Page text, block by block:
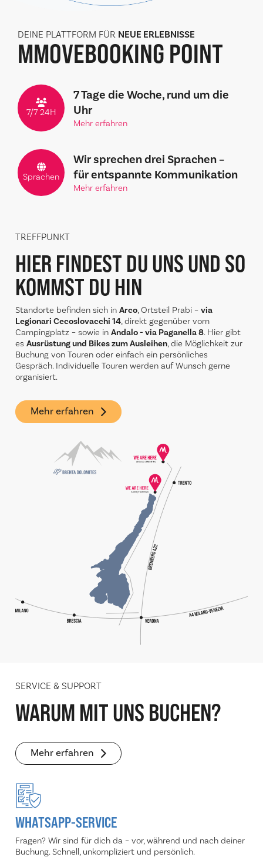
DEINE PLATTFORM FÜR NEUE ERLEBNISSE
MMOVEBOOKING POINT
7/7 24H
7 Tage die Woche, rund um die
Uhr
Mehr erfahren
Sprachen
Wir sprechen drei Sprachen –
für entspannte Kommunikation
Mehr erfahren
TREFFPUNKT
HIER FINDEST DU UNSUND SO
KOMMST DU HIN
Standorte befinden sich inArco, Ortsteil Prabi –via
Legionari Cecoslovacchi 14, direkt gegenüber vom
Campingplatz – sowie inAndalo - via Paganella 8. Hier gibt
esAusrüstung und Bikes zum Ausleihen, die Möglichkeit zur
Buchung von Touren oder einfach ein persönliches
Gespräch. Individuelle Touren werden auf Wunsch gerne
organisiert.
Mehr erfahren
SERVICE & SUPPORT
WARUM MIT UNS BUCHEN?
Mehr erfahren
WHATSAPP-SERVICE
Fragen? Wir sind für dich da – vor, während und nach deiner
Buchung. Schnell, unkompliziert und persönlich.